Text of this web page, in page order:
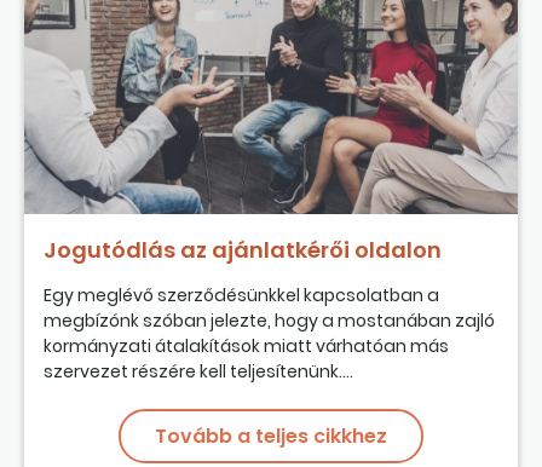
Jogutódlás az ajánlatkérői oldalon
Egy meglévő szerződésünkkel kapcsolatban a
megbízónk szóban jelezte, hogy a mostanában zajló
kormányzati átalakítások miatt várhatóan más
szervezet részére kell teljesítenünk....
Tovább a teljes cikkhez